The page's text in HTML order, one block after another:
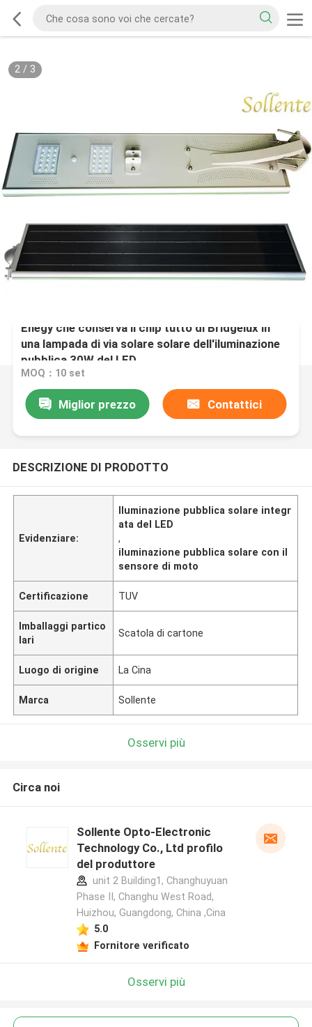
2/ 3
Enegy che conserva il chip tutto di Bridgelux in
una lampada di via solare solare dell'iluminazione
pubblica 30W del LED
MOQ：10 set
Miglior prezzo Contattici
DESCRIZIONE DI PRODOTTO
Evidenziare:
Iluminazione pubblica solare integr
ata del LED
,
iluminazione pubblica solare con il
sensore di moto
Certificazione TUV
Imballaggi partico
lari
Scatola di cartone
Luogo di origine La Cina
Marca Sollente
Osservi più
Circa noi
Sollente Opto-Electronic
Technology Co., Ltd profilo
del produttore
unit 2 Building1, Changhuyuan
Phase II, Changhu West Road,
Huizhou, Guangdong, China ,Cina
5.0
Fornitore verificato
Osservi più